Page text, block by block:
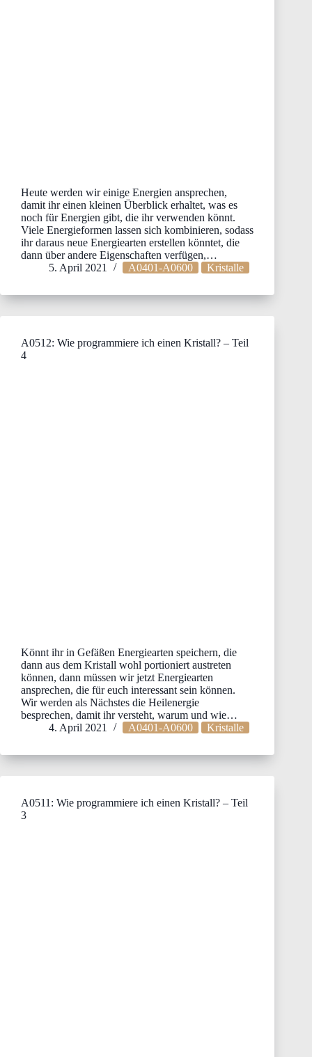
Heute werden wir einige Energien ansprechen,
damit ihr einen kleinen Überblick erhaltet, was es
noch für Energien gibt, die ihr verwenden könnt.
Viele Energieformen lassen sich kombinieren, sodass
ihr daraus neue Energiearten erstellen könntet, die
dann über andere Eigenschaften verfügen,…
5. April 2021
A0401-A0600 Kristalle
A0512: Wie programmiere ich einen Kristall? – Teil
4
Könnt ihr in Gefäßen Energiearten speichern, die
dann aus dem Kristall wohl portioniert austreten
können, dann müssen wir jetzt Energiearten
ansprechen, die für euch interessant sein können.
Wir werden als Nächstes die Heilenergie
besprechen, damit ihr versteht, warum und wie…
4. April 2021
A0401-A0600 Kristalle
A0511: Wie programmiere ich einen Kristall? – Teil
3